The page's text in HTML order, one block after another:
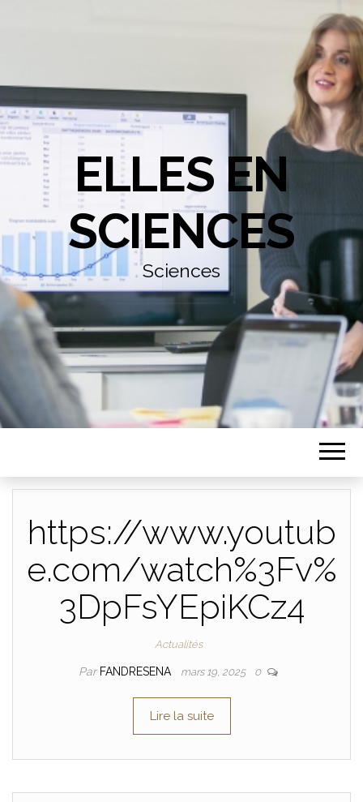
ELLES EN
SCIENCES
Sciences
https://www.youtub
e.com/watch%3Fv%
3DpFsYEpiKCz4
Actualités
Par FANDRESENA mars 19, 2025 0
Lire la suite